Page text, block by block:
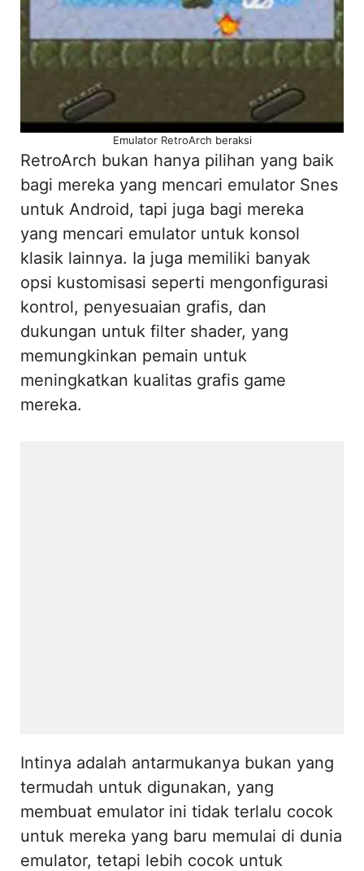
Emulator RetroArch beraksi
RetroArch bukan hanya pilihan yang baik
bagi mereka yang mencari emulator Snes
untuk Android, tapi juga bagi mereka
yang mencari emulator untuk konsol
klasik lainnya. Ia juga memiliki banyak
opsi kustomisasi seperti mengonfigurasi
kontrol, penyesuaian grafis, dan
dukungan untuk filter shader, yang
memungkinkan pemain untuk
meningkatkan kualitas grafis game
mereka.
Intinya adalah antarmukanya bukan yang
termudah untuk digunakan, yang
membuat emulator ini tidak terlalu cocok
untuk mereka yang baru memulai di dunia
emulator, tetapi lebih cocok untuk